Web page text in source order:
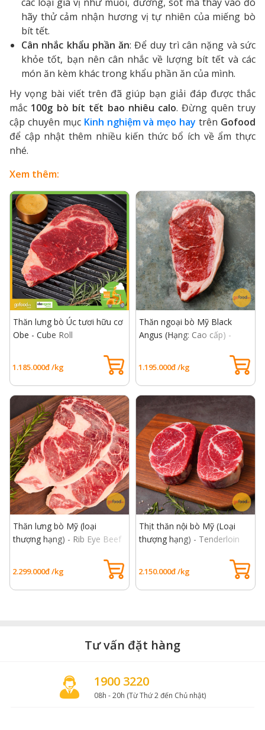
hãy thử cảm nhận hương vị tự nhiên của miếng bò
bít tết.
Cân nhắc khẩu phần ăn: Để duy trì cân nặng và sức
khỏe tốt, bạn nên cân nhắc về lượng bít tết và các
món ăn kèm khác trong khẩu phần ăn của mình.
Hy vọng bài viết trên đã giúp bạn giải đáp được thắc
mắc 100g bò bít tết bao nhiêu calo. Đừng quên truy
cập chuyên mục Kinh nghiệm và mẹo hay trên Gofood
để cập nhật thêm nhiều kiến thức bổ ích về ẩm thực
nhé.
Xem thêm:
Thăn lưng bò Úc tươi hữu cơ
Obe - Cube Roll
1.185.000đ /kg
Thăn ngoại bò Mỹ Black
Angus (Hạng: Cao cấp) -
1.195.000đ /kg
Thăn lưng bò Mỹ (loại
thượng hạng) - Rib Eye Beef
2.299.000đ /kg
Thịt thăn nội bò Mỹ (Loại
thượng hạng) - Tenderloin
2.150.000đ /kg
Tư vấn đặt hàng
1900 3220
08h - 20h (Từ Thứ 2 đến Chủ nhật)